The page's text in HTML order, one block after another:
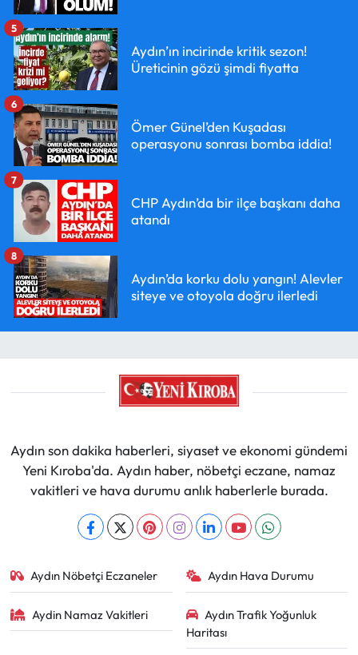
Aydın’ın incirinde kritik sezon!
Üreticinin gözü şimdi fiyatta
5
Ömer Günel’den Kuşadası
operasyonu sonrası bomba iddia!
6
CHP Aydın’da bir ilçe başkanı daha
atandı
7
Aydın’da korku dolu yangın! Alevler
siteye ve otoyola doğru ilerledi
8
Aydın son dakika haberleri, siyaset ve ekonomi gündemi
Yeni Kıroba'da. Aydın haber, nöbetçi eczane, namaz
vakitleri ve hava durumu anlık haberlerle burada.
Aydın Nöbetçi Eczaneler Aydın Hava Durumu
Aydin Namaz Vakitleri
Aydın Trafik Yoğunluk
Haritası